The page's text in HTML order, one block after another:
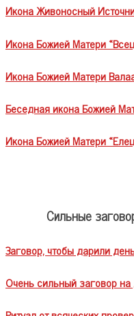
Икона Живоносный
Икона Божией Матери
Икона Божией Матери
Беседная икона Божией
Икона Божией Матери
Сильные
Заговор, чтобы дарили
Очень сильный заговор